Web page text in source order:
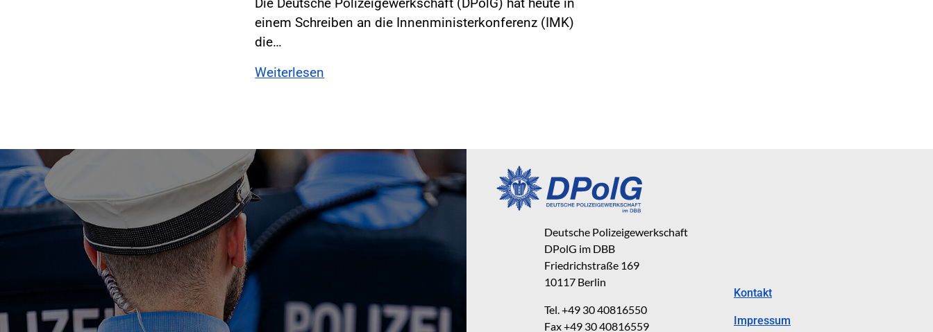
einem Schreiben an die Innenministerkonferenz (IMK)
die…
Weiterlesen
Deutsche Polizeigewerkschaft
DPolG im DBB
Friedrichstraße 169
10117 Berlin
Tel. +49 30 40816550
Fax +49 30 40816559
Kontakt
Impressum